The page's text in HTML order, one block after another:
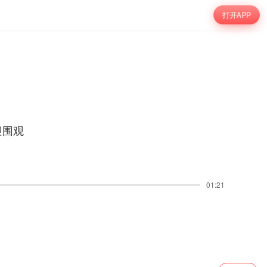
打开APP
观
01:21